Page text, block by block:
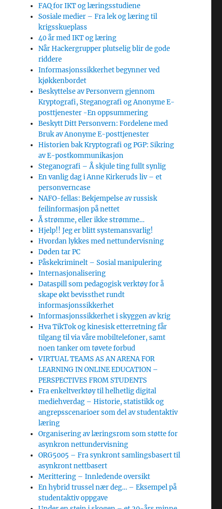
FAQ for IKT og læringsstudiene
Sosiale medier – Fra lek og læring til
krigsskueplass
40 år med IKT og læring
Når Hackergrupper plutselig blir de gode
riddere
Informasjonssikkerhet begynner ved
kjøkkenbordet
Beskyttelse av Personvern gjennom
Kryptografi, Steganografi og Anonyme E-
posttjenester -En oppsummering
Beskytt Ditt Personvern: Fordelene med
Bruk av Anonyme E-posttjenester
Historien bak Kryptografi og PGP: Sikring
av E-postkommunikasjon
Steganografi – Å skjule ting fullt synlig
En vanlig dag i Anne Kirkeruds liv – et
personverncase
NAFO-fellas: Bekjempelse av russisk
feilinformasjon på nettet
Å strømme, eller ikke strømme…
Hjelp!! Jeg er blitt systemansvarlig!
Hvordan lykkes med nettundervisning
Døden tar PC
Påskekriminelt – Sosial manipulering
Internasjonalisering
Dataspill som pedagogisk verktøy for å
skape økt bevissthet rundt
informasjonssikkerhet
Informasjonssikkerhet i skyggen av krig
Hva TikTok og kinesisk etterretning får
tilgang til via våre mobiltelefoner, samt
noen tanker om tøvete forbud
VIRTUAL TEAMS AS AN ARENA FOR
LEARNING IN ONLINE EDUCATION –
PERSPECTIVES FROM STUDENTS
Fra enkeltverktøy til helhetlig digital
mediehverdag – Historie, statistikk og
angrepsscenarioer som del av studentaktiv
læring
Organisering av læringsrom som støtte for
asynkron nettundervisning
ORG5005 – Fra synkront samlingsbasert til
asynkront nettbasert
Merittering – Innledende oversikt
En hybrid trussel nær deg… – Eksempel på
studentaktiv oppgave